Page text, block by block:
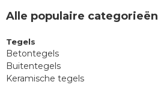
Alle populaire categorieën
Tegels
Betontegels
Buitentegels
Keramische tegels